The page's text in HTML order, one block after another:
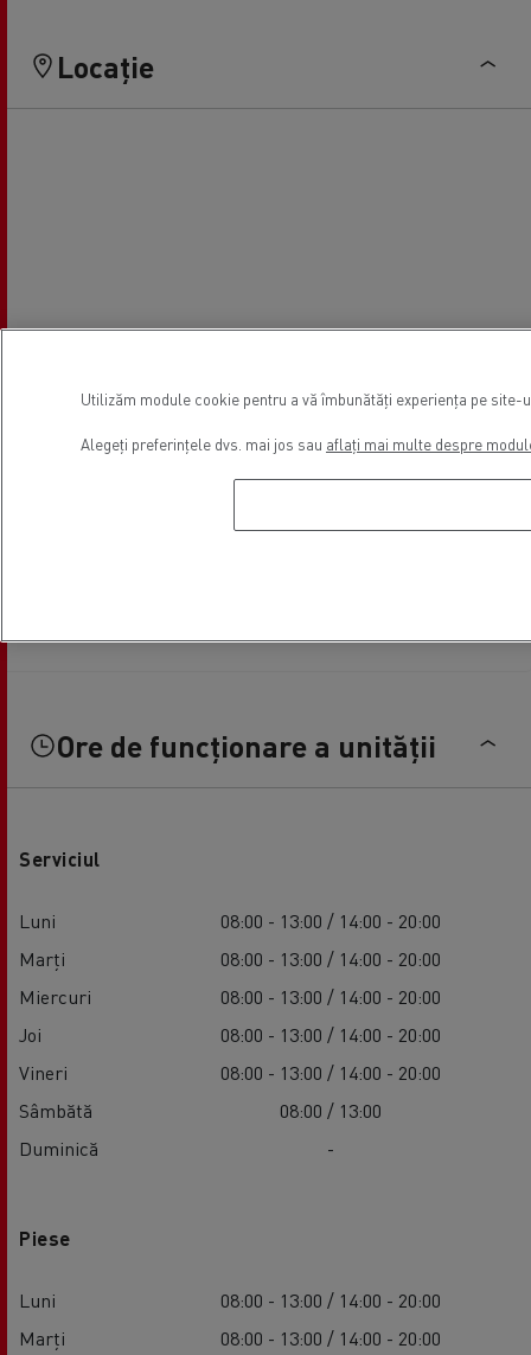
Locație
Ore de funcționare a unității
Serviciul
Luni
08:00 - 13:00 / 14:00 - 20:00
Marți
08:00 - 13:00 / 14:00 - 20:00
Miercuri
08:00 - 13:00 / 14:00 - 20:00
Joi
08:00 - 13:00 / 14:00 - 20:00
Vineri
08:00 - 13:00 / 14:00 - 20:00
Sâmbătă
08:00 / 13:00
Duminică
-
Piese
Luni
08:00 - 13:00 / 14:00 - 20:00
Marți
08:00 - 13:00 / 14:00 - 20:00
Utilizăm module cookie pentru a vă îmbunătăți experiența pe
Alegeți preferințele dvs. mai jos sau aflați mai multe despre